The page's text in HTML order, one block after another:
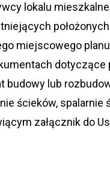
lokalu
miejscowego
lub
ścieków,
załącznik do